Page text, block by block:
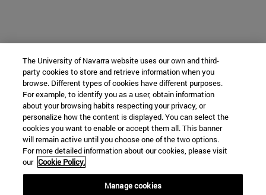
The University of Navarra website uses our own and third-
party cookies to store and retrieve information when you
browse. Different types of cookies have different purposes.
For example, to identify you as a user, obtain information
about your browsing habits respecting your privacy, or
personalize how the content is displayed. You can select the
cookies you want to enable or accept them all. This banner
will remain active until you choose one of the two options.
For more detailed information about our cookies, please visit
our Cookie Policy.
Manage cookies